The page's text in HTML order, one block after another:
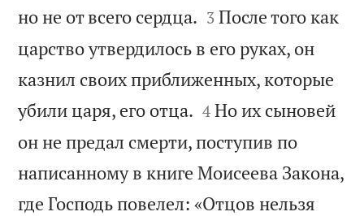
но не от всего сердца. 

3 После того как
царство утвердилось в его руках, он
казнил своих приближенных, которые
убили царя, его отца. 

4 Но их сыновей
он не предал смерти, поступив по
написанному в книге Моисеева Закона,
где Господь повелел: «Отцов нельзя